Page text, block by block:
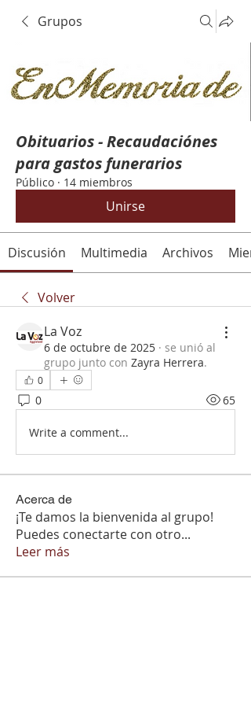
Grupos
Obituarios - Recaudaciónes
para gastos funerarios
Público · 14 miembros
Unirse
Discusión Multimedia Archivos
Volver
La Voz
6 de octubre de 2025 · se unió al
grupo junto con Zayra Herrera.
0
0 65
Write a comment...
Acerca de
¡Te damos la bienvenida al grupo!
Puedes conectarte con otro...
Leer más